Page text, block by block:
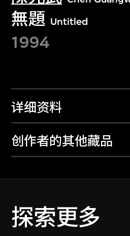
無題 Untitled
1994
详细资料
创作者的其他藏品
探索更多
文化藏品。